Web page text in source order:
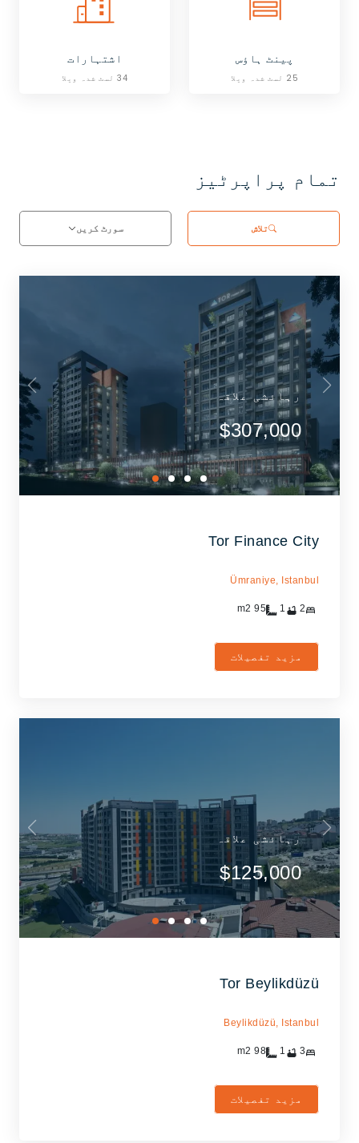
پینٹ ہاؤس
25 لسٹ شدہ ویلا
اشتہارات
34 لسٹ شدہ ویلا
تمام پراپرٹیز
تلاش سورٹ کریں
رہائشی علاقہ
$307,000
Tor Finance City
Ümraniye, Istanbul
2
1
95
مزید تفصیلات
رہائشی علاقہ
$125,000
Tor Beylikdüzü
Beylikdüzü, Istanbul
3
1
98
مزید تفصیلات